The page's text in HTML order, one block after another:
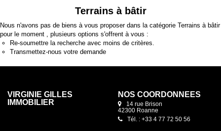
Terrains à bâtir
Nous n'avons pas de biens à vous proposer dans la catégorie Terrains à bâtir
pour le moment , plusieurs options s'offrent à vous :
Re-soumettre la recherche avec moins de critères.
Transmettez-nous votre demande
VIRGINIE GILLES
IMMOBILIER
NOS COORDONNÉES
14 rue Brison
42300 Roanne
Tél. : +33 4 77 72 50 56